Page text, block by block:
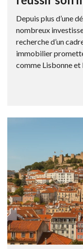
Depuis plus d’une
nombreux
recherche d’un
immobilier
comme Lisbonne et